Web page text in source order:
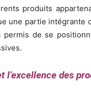
produits
une partie intégrante
de se
l’excellence des